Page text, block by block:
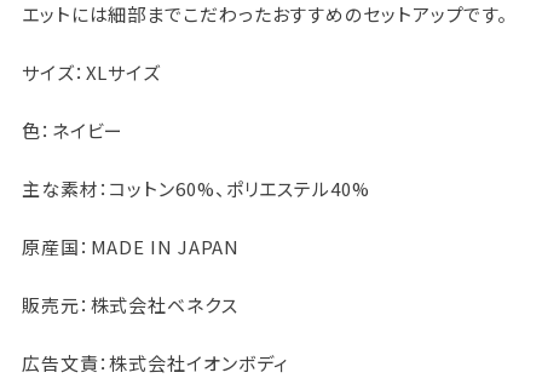
エットには細部までこだわったおすすめのセットアップです。
サイズ：XLサイズ
色：ネイビー
主な素材：コットン60%、ポリエステル40%
原産国：MADE IN JAPAN
販売元：株式会社ベネクス
広告文責：株式会社イオンボディ